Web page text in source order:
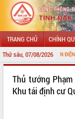
TRANG CHỦ CHÍNH
Thứ sáu, 07/08/2026
THÔNG TIN ĐIỆN TỬ TỈNH ĐẮK
LÃNH ĐẠO UBND TỈNH
Thủ tướng
Khu tái định cư